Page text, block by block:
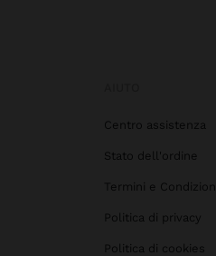
Centro assistenza
Stato dell'ordine
Termini e Condizioni
Politica di privacy
Politica di cookies